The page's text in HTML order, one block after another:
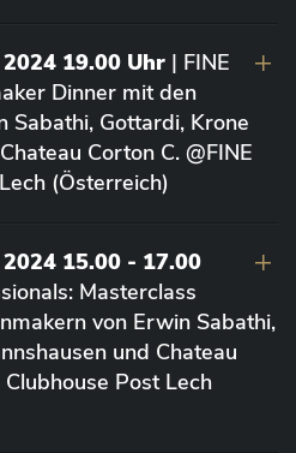
19.00 Uhr | FINE
Dinner mit den
Sabathi, Gottardi, Krone
Corton C. @FINE
(Österreich)
15.00 - 17.00
Masterclass
von Erwin Sabathi,
und Chateau
Post Lech